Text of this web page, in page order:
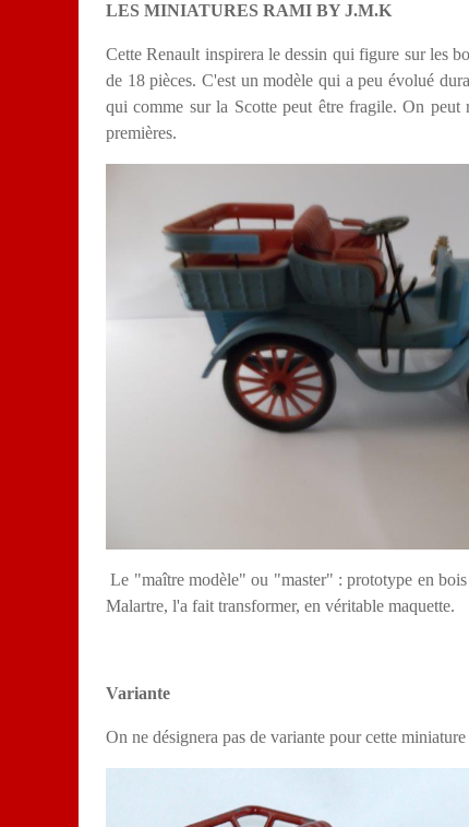
LES MINIATURES RAMI BY J.M.K
Cette Renault inspirera le dessin qui figure sur les
de 18 pièces. C'est un modèle qui a peu évolué
qui comme sur la Scotte peut être fragile. On peut
premières.
Le "maître modèle" ou "master" : prototype en
Malartre, l'a fait transformer, en véritable maquette.
Variante
On ne désignera pas de variante pour cette